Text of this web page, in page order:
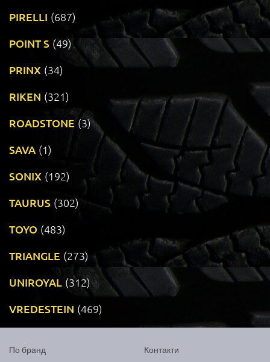
PIRELLI (687)
POINT S (49)
PRINX (34)
RIKEN (321)
ROADSTONE (3)
SAVA (1)
SONIX (192)
TAURUS (302)
TOYO (483)
TRIANGLE (273)
UNIROYAL (312)
VREDESTEIN (469)
По бранд Контакти